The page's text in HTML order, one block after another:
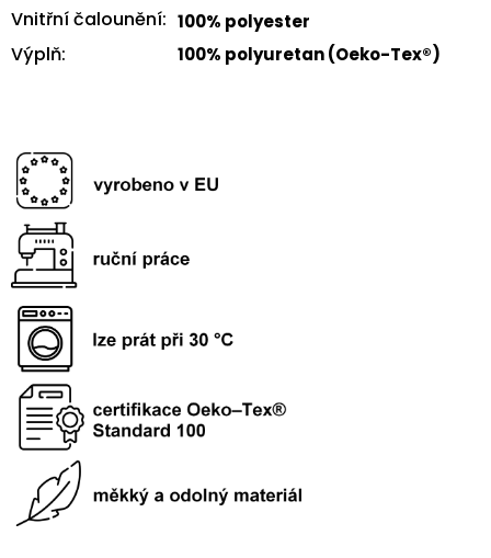
Vnitřní čalounění: 100% polyester
Výplň: 100% polyuretan (Oeko-Tex®)